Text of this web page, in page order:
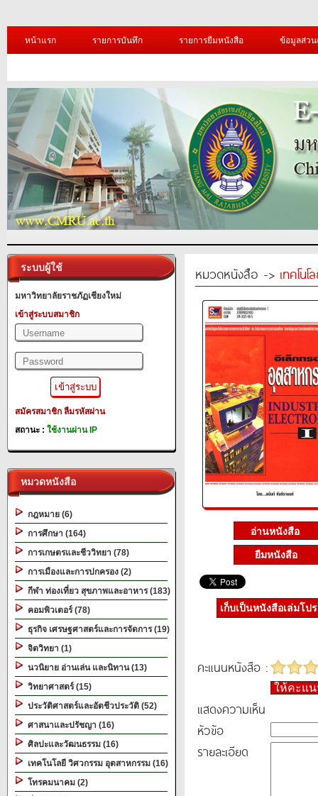
หน้าแรก รายการบันทึก รายการยืมหนังสือ ข้อมูลส่ว
ระบบผู้ใช้
มหาวิทยาลัยราชภัฏเชียงใหม่
เข้าสู่ระบบสมาชิก
สมัครสมาชิก ลืมรหัสผ่าน
สถานะ : ใช้งานผ่าน IP
หมวดหนังสือ
กฎหมาย (6)
การศึกษา (164)
การเกษตรและชีววิทยา (78)
การเมืองและการปกครอง (2)
กีฬา ท่องเที่ยว สุขภาพและอาหาร (183)
คอมพิวเตอร์ (78)
ธุรกิจ เศรษฐศาสตร์และการจัดการ (19)
จิตวิทยา (1)
นวนิยาย อ่านเล่น และนิทาน (13)
วิทยาศาสตร์ (15)
ประวัติศาสตร์และอัตชีวประวัติ (52)
ศาสนาและปรัชญา (16)
ศิลปะและวัฒนธรรม (16)
เทคโนโลยี วิศวกรรม อุตสาหกรรม (16)
โทรคมนาคม (2)
หมวดหนังสือ -> เทคโน
ยืมหนังสือ
เก็บเป็นหนังสือเล่มโป
คะแนนหนังสือ :
ให้คะแ
แสดงความเห็น
หัวข้อ
รายละเอียด